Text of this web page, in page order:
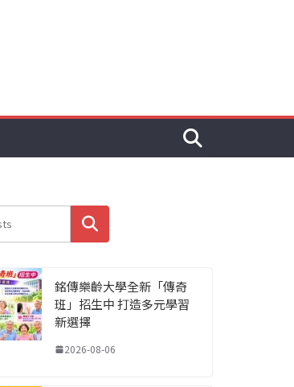
搜尋
銘傳樂齡大學全新「傳奇
班」招生中 打造多元學習
新選擇
2026-08-06